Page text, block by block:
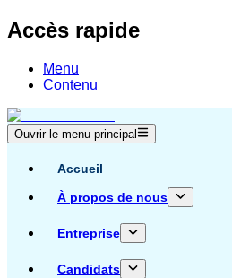
Accès rapide
Menu
Contenu
Ouvrir le menu principal
Accueil
À propos de nous
Entreprise
Candidats